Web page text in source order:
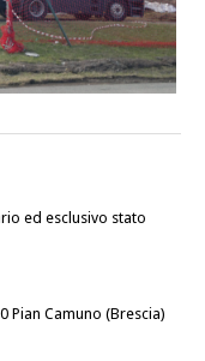
ed esclusivo stato
Pian Camuno (Brescia)